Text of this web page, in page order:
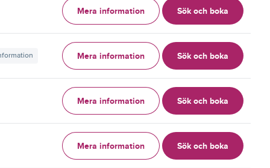
Mera information Sök och boka
Mera information Sök och boka
Mera information Sök och boka
Mera information Sök och boka